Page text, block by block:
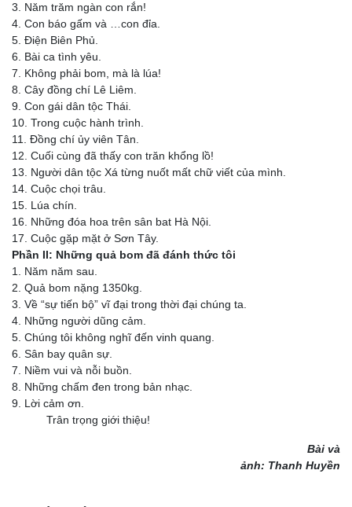
3. Năm trăm ngàn con rắn!
4. Con báo gấm và …con đỉa.
5. Điện Biên Phủ.
6. Bài ca tình yêu.
7. Không phải bom, mà là lúa!
8. Cây đồng chí Lê Liêm.
9. Con gái dân tộc Thái.
10. Trong cuộc hành trình.
11. Đồng chí ủy viên Tân.
12. Cuối cùng đã thấy con trăn khổng lồ!
13. Người dân tộc Xá từng nuốt mất chữ viết của mình.
14. Cuộc chọi trâu.
15. Lúa chín.
16. Những đóa hoa trên sân bat Hà Nội.
17. Cuộc gặp mặt ở Sơn Tây.
Phần II: Những quả bom đã đánh thức tôi
1. Năm năm sau.
2. Quả bom nặng 1350kg.
3. Về “sự tiến bộ” vĩ đại trong thời đại chúng ta.
4. Những người dũng cảm.
5. Chúng tôi không nghĩ đến vinh quang.
6. Sân bay quân sự.
7. Niềm vui và nỗi buồn.
8. Những chấm đen trong bản nhạc.
9. Lời cảm ơn.
Trân trọng giới thiệu!
Bài và
ảnh: Thanh Huyền